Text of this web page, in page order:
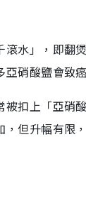
水」，即翻
硝酸鹽會致
扣上「亞硝
但升幅有限